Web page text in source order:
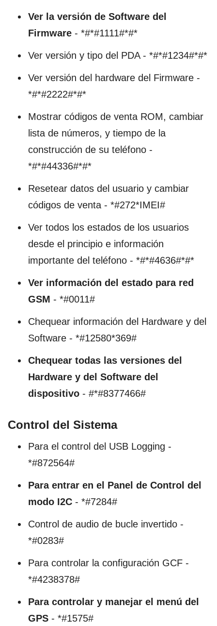
Ver la versión de Software del
Firmware - *#*#1111#*#*
Ver versión y tipo del PDA - *#*#1234#*#*
Ver versión del hardware del Firmware -
*#*#2222#*#*
Mostrar códigos de venta ROM, cambiar
lista de números, y tiempo de la
construcción de su teléfono -
*#*#44336#*#*
Resetear datos del usuario y cambiar
códigos de venta - *#272*IMEI#
Ver todos los estados de los usuarios
desde el principio e información
importante del teléfono - *#*#4636#*#*
Ver información del estado para red
GSM - *#0011#
Chequear información del Hardware y del
Software - *#12580*369#
Chequear todas las versiones del
Hardware y del Software del
dispositivo - #*#8377466#
Control del Sistema
Para el control del USB Logging -
*#872564#
Para entrar en el Panel de Control del
modo I2C - *#7284#
Control de audio de bucle invertido -
*#0283#
Para controlar la configuración GCF -
*#4238378#
Para controlar y manejar el menú del
GPS - *#1575#